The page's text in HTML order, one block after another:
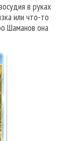
в руках
или что-то
Шаманов она